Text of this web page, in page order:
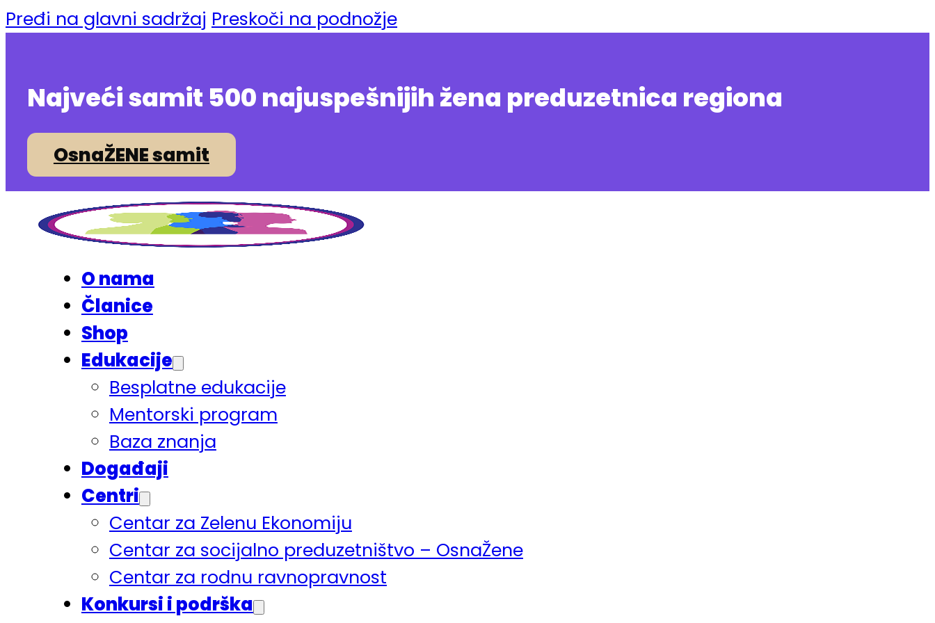
Pređi na glavni sadržaj Preskoči na podnožje
Najveći samit 500 najuspešnijih žena preduzetnica regiona
OsnaŽENE samit
O nama
Članice
Shop
Edukacije
Besplatne edukacije
Mentorski program
Baza znanja
Događaji
Centri
Centar za Zelenu Ekonomiju
Centar za socijalno preduzetništvo – OsnaŽene
Centar za rodnu ravnopravnost
Konkursi i podrška